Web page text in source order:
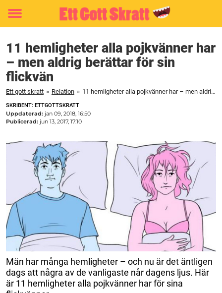
Toggle
11 hemligheter alla pojkvänner har
– men aldrig berättar för sin
flickvän
Ett gott skratt » Relation » 11 hemligheter alla pojkvänner har – men aldrig berättar för sin flickvän
SKRIBENT: ETTGOTTSKRATT
Uppdaterad: jan 09, 2018, 16:50
Publicerad: jun 13, 2017, 17:10
Män har många hemligheter – och nu är det äntligen
dags att några av de vanligaste når dagens ljus. Här
är 11 hemligheter alla pojkvänner har för sina